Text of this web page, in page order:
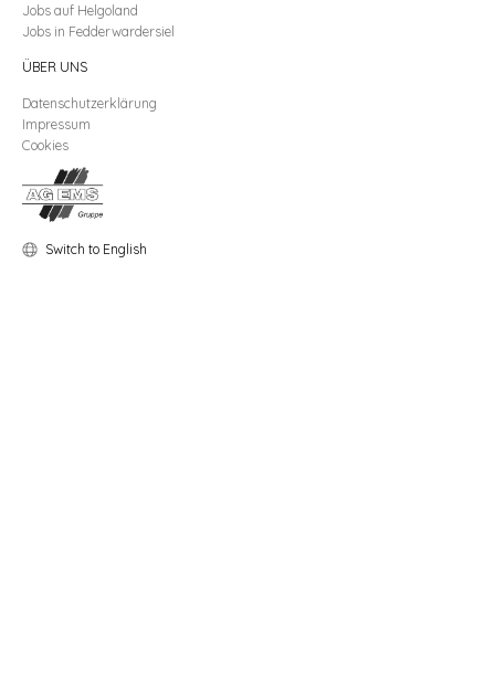
Switch to English
Jobs auf Helgoland
Jobs in Fedderwardersiel
ÜBER UNS
Datenschutzerklärung
Impressum
Cookies